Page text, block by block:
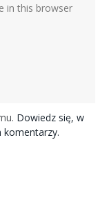
in this browser
Dowiedz się, w
komentarzy.